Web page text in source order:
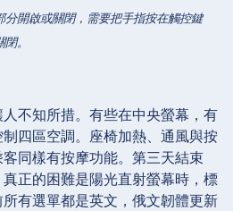
分開啟或關閉，需要把手指按在觸控鍵
。
不知所措。有些在中央螢幕，有
四區空調。座椅加熱、通風與按
同樣有按摩功能。第三天結束
正的困難是陽光直射螢幕時，標
有選單都是英文，俄文韌體更新